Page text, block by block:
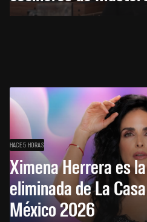
HACE 5 HORAS
Ximena Herrera es
eliminada de La
México 2026